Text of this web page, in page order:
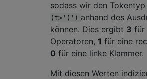
sodass wir den Tokentyp
(t>'(') anhand des
können. Dies ergibt 3 für
Operatoren, 1 für eine
0 für eine linke Klammer.
Mit diesen Werten